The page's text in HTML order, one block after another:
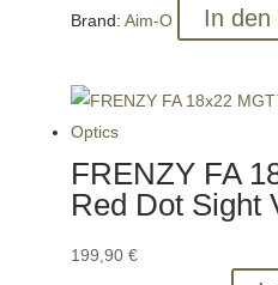
Brand: Aim-O In den
FRENZY FA
Red Dot Sight
199,90 €